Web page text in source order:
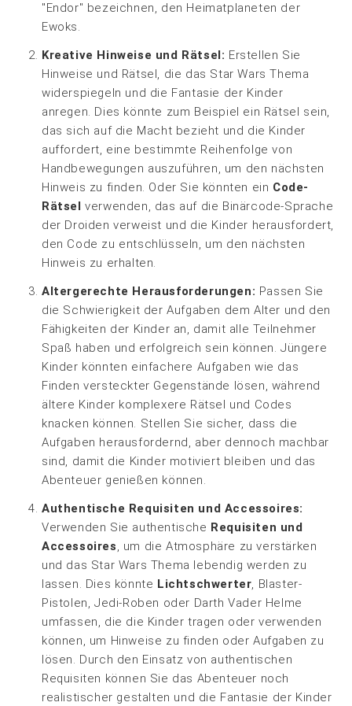
"Endor" bezeichnen, den Heimatplaneten der
Ewoks.
Kreative Hinweise und Rätsel: Erstellen Sie
Hinweise und Rätsel, die das Star Wars Thema
widerspiegeln und die Fantasie der Kinder
anregen. Dies könnte zum Beispiel ein Rätsel sein,
das sich auf die Macht bezieht und die Kinder
auffordert, eine bestimmte Reihenfolge von
Handbewegungen auszuführen, um den nächsten
Hinweis zu finden. Oder Sie könnten ein Code-
Rätsel
verwenden, das auf die Binärcode-Sprache
der Droiden verweist und die Kinder herausfordert,
den Code zu entschlüsseln, um den nächsten
Hinweis zu erhalten.
Altergerechte Herausforderungen: Passen Sie
die Schwierigkeit der Aufgaben dem Alter und den
Fähigkeiten der Kinder an, damit alle Teilnehmer
Spaß haben und erfolgreich sein können. Jüngere
Kinder könnten einfachere Aufgaben wie das
Finden versteckter Gegenstände lösen, während
ältere Kinder komplexere Rätsel und Codes
knacken können. Stellen Sie sicher, dass die
Aufgaben herausfordernd, aber dennoch machbar
sind, damit die Kinder motiviert bleiben und das
Abenteuer genießen können.
Authentische Requisiten und Accessoires:
Verwenden Sie authentische Requisiten und
Accessoires, um die Atmosphäre zu verstärken
und das Star Wars Thema lebendig werden zu
lassen. Dies könnte Lichtschwerter, Blaster-
Pistolen, Jedi-Roben oder Darth Vader Helme
umfassen, die die Kinder tragen oder verwenden
können, um Hinweise zu finden oder Aufgaben zu
lösen. Durch den Einsatz von authentischen
Requisiten können Sie das Abenteuer noch
realistischer gestalten und die Fantasie der Kinder